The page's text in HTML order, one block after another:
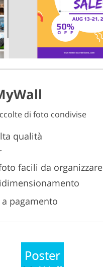
di foto condivise
qualità
facili da organizzare
pagamento